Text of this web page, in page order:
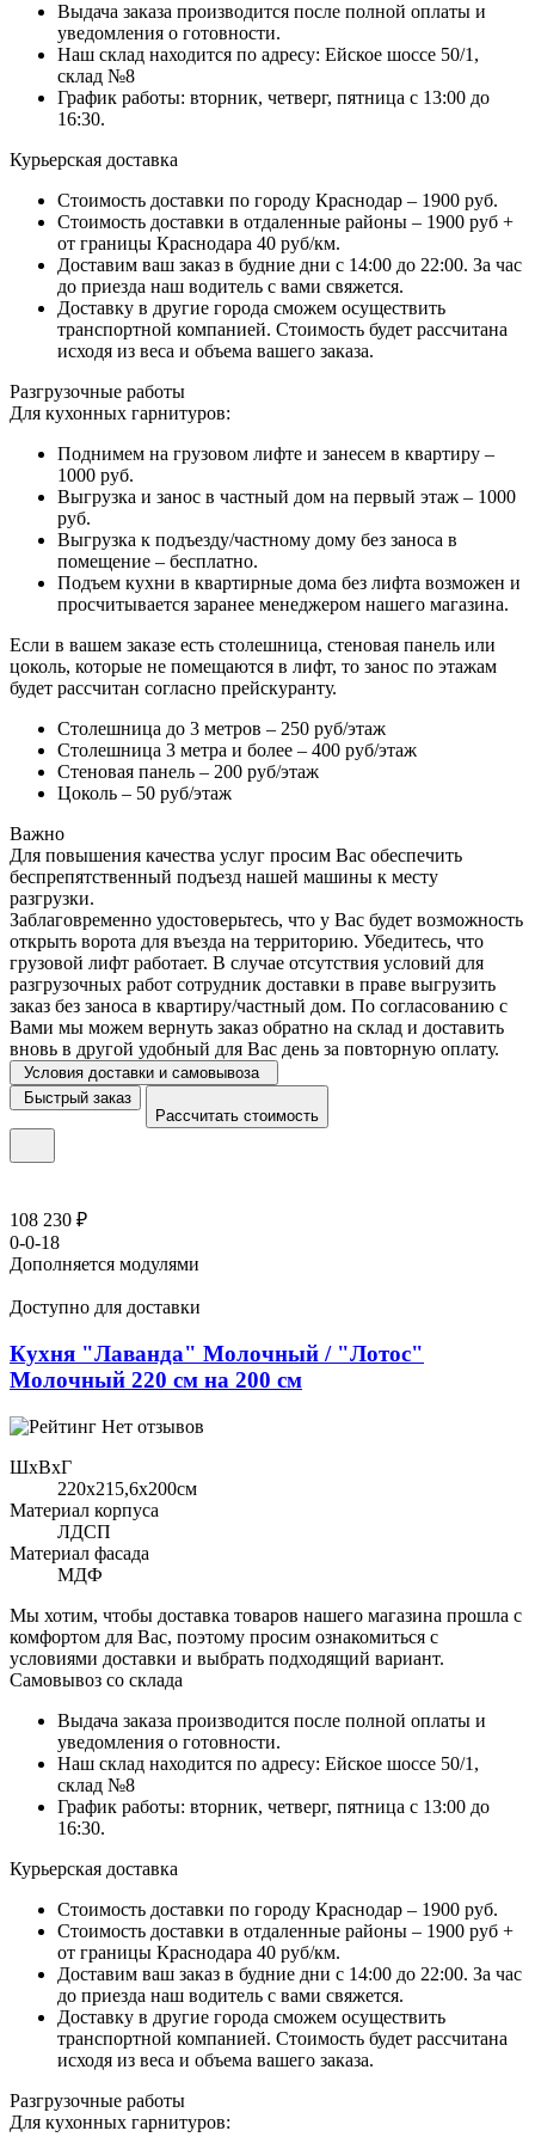
Выдача заказа производится после полной оплаты и
уведомления о готовности.
Наш склад находится по адресу: Ейское шоссе 50/1,
склад №8
График работы: вторник, четверг, пятница с 13:00 до
16:30.
Курьерская доставка
Стоимость доставки по городу Краснодар – 1900 руб.
Стоимость доставки в отдаленные районы – 1900 руб +
от границы Краснодара 40 руб/км.
Доставим ваш заказ в будние дни с 14:00 до 22:00. За час
до приезда наш водитель с вами свяжется.
Доставку в другие города сможем осуществить
транспортной компанией. Стоимость будет рассчитана
исходя из веса и объема вашего заказа.
Разгрузочные работы
Для кухонных гарнитуров:
Поднимем на грузовом лифте и занесем в квартиру –
1000 руб.
Выгрузка и занос в частный дом на первый этаж – 1000
руб.
Выгрузка к подъезду/частному дому без заноса в
помещение – бесплатно.
Подъем кухни в квартирные дома без лифта возможен и
просчитывается заранее менеджером нашего магазина.
Если в вашем заказе есть столешница, стеновая панель или
цоколь, которые не помещаются в лифт, то занос по этажам
будет рассчитан согласно прейскуранту.
Столешница до 3 метров – 250 руб/этаж
Столешница 3 метра и более – 400 руб/этаж
Стеновая панель – 200 руб/этаж
Цоколь – 50 руб/этаж
Важно
Для повышения качества услуг просим Вас обеспечить
беспрепятственный подъезд нашей машины к месту
разгрузки.
Заблаговременно удостоверьтесь, что у Вас будет возможность
открыть ворота для въезда на территорию. Убедитесь, что
грузовой лифт работает. В случае отсутствия условий для
разгрузочных работ сотрудник доставки в праве выгрузить
заказ без заноса в квартиру/частный дом. По согласованию с
Вами мы можем вернуть заказ обратно на склад и доставить
вновь в другой удобный для Вас день за повторную оплату.
Условия доставки и самовывоза
Быстрый заказ
Рассчитать стоимость
108 230 ₽
0-0-18
Дополняется модулями
Доступно для доставки
Кухня "Лаванда" Молочный / "Лотос"
Молочный 220 см на 200 см
Нет отзывов
ШхВхГ
220x215,6х200см
Материал корпуса
ЛДСП
Материал фасада
МДФ
Мы хотим, чтобы доставка товаров нашего магазина прошла с
комфортом для Вас, поэтому просим ознакомиться с
условиями доставки и выбрать подходящий вариант.
Самовывоз со склада
Выдача заказа производится после полной оплаты и
уведомления о готовности.
Наш склад находится по адресу: Ейское шоссе 50/1,
склад №8
График работы: вторник, четверг, пятница с 13:00 до
16:30.
Курьерская доставка
Стоимость доставки по городу Краснодар – 1900 руб.
Стоимость доставки в отдаленные районы – 1900 руб +
от границы Краснодара 40 руб/км.
Доставим ваш заказ в будние дни с 14:00 до 22:00. За час
до приезда наш водитель с вами свяжется.
Доставку в другие города сможем осуществить
транспортной компанией. Стоимость будет рассчитана
исходя из веса и объема вашего заказа.
Разгрузочные работы
Для кухонных гарнитуров: